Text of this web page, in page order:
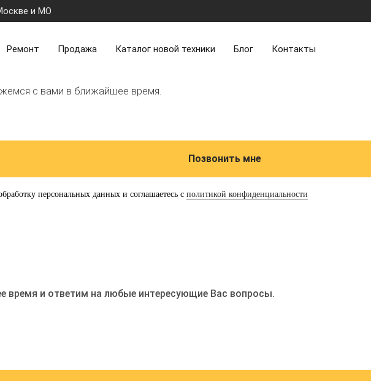
и МО
Ремонт Продажа Каталог новой техники Блог Контакты
с вами в ближайшее время.
Позвонить мне
персональных данных и соглашаетесь с политикой конфиденциальности
и ответим на любые интересующие Вас вопросы.